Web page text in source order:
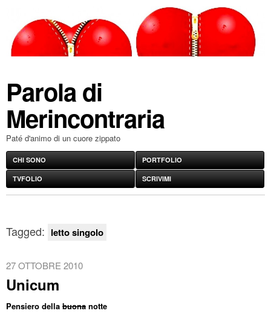
Parola di
Merincontraria
Paté d'animo di un cuore zippato
CHI SONO PORTFOLIO
TVFOLIO SCRIVIMI
Tagged: letto singolo
27 OTTOBRE 2010
Unicum
Pensiero della buona notte